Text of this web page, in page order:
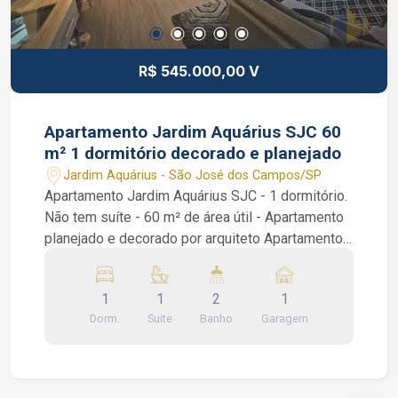
R$ 545.000,00 V
Apartamento Jardim Aquárius SJC 60
m² 1 dormitório decorado e planejado
Jardim Aquárius - São José dos Campos/SP
Apartamento Jardim Aquárius SJC - 1 dormitório.
Não tem suíte - 60 m² de área útil - Apartamento
planejado e decorado por arquiteto Apartamento
planejado. Lindo imóvel com 1 dormitório repleto
de armários, banheiro social, sala de 3 ambientes
com ar condicionado, sacada, andar alto, sol da
1
Dorm.
1
Suite
2
Banho
1
Garagem